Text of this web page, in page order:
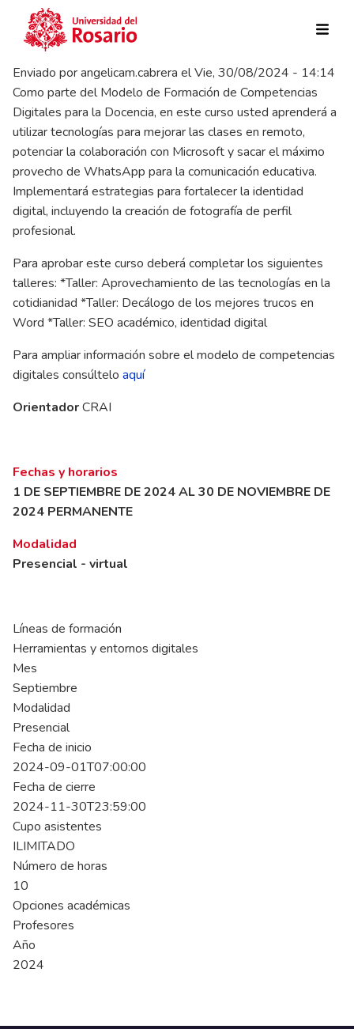
Pasar al contenido principal
Enviado porangelicam.cabrera elVie, 30/08/2024 - 14:14
Como parte del Modelo de Formación de Competencias
Digitales para la Docencia, en este curso usted aprenderá a
utilizar tecnologías para mejorar las clases en remoto,
potenciar la colaboración con Microsoft y sacar el máximo
provecho de WhatsApp para la comunicación educativa.
Implementará estrategias para fortalecer la identidad
digital, incluyendo la creación de fotografía de perfil
profesional.
Para aprobar este curso deberá completar los siguientes
talleres: *Taller: Aprovechamiento de las tecnologías en la
cotidianidad *Taller: Decálogo de los mejores trucos en
Word *Taller: SEO académico, identidad digital
Para ampliar información sobre el modelo de competencias
digitales consúltelo aquí
OrientadorCRAI
Fechas y horarios
1 DE SEPTIEMBRE DE 2024 AL 30 DE NOVIEMBRE DE
2024 PERMANENTE
Modalidad
Presencial - virtual
Líneas de formación
Herramientas y entornos digitales
Mes
Septiembre
Modalidad
Presencial
Fecha de inicio
2024-09-01T07:00:00
Fecha de cierre
2024-11-30T23:59:00
Cupo asistentes
ILIMITADO
Número de horas
10
Opciones académicas
Profesores
Año
2024